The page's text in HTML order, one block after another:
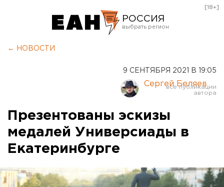
РОССИЯ
Курган
Оренбург
[18+]
← НОВОСТИ
9 СЕНТЯБРЯ 2021 В 19:05
Сергей Беляев
Презентованы эскизы
медалей Универсиады в
Екатеринбурге